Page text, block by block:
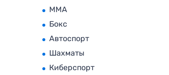
MMA
Бокс
Автоспорт
Шахматы
Киберспорт